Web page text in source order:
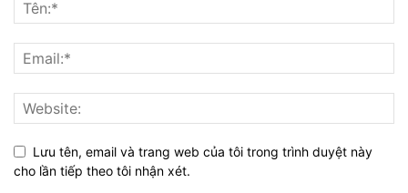
Lưu tên, email và trang web của tôi trong trình duyệt này
cho lần tiếp theo tôi nhận xét.